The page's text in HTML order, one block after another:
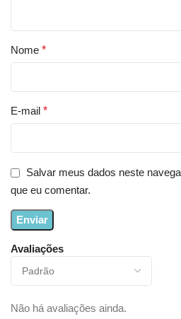
Avaliações
Não há avaliações ainda.
Nome *
E-mail *
Salvar meus dados neste
que eu comentar.